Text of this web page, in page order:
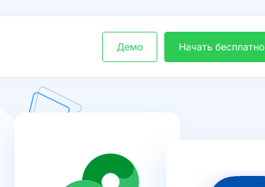
Демо Начать бесплатно